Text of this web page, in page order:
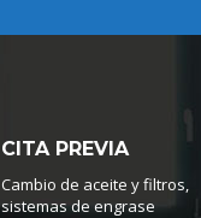
CITA PREVIA
Cambio de aceite y filtros,
sistemas de engrase